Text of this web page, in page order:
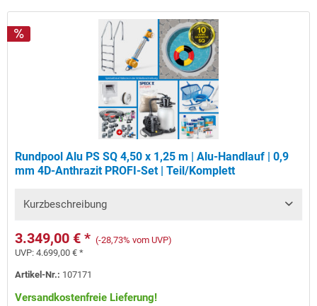
Rundpool Alu PS SQ 4,50 x 1,25 m | Alu-Handlauf | 0,9
mm 4D-Anthrazit PROFI-Set | Teil/Komplett
Kurzbeschreibung
3.349,00 € * (-28,73% vom UVP)
UVP:4.699,00 € *
Artikel-Nr.: 107171
Versandkostenfreie Lieferung!